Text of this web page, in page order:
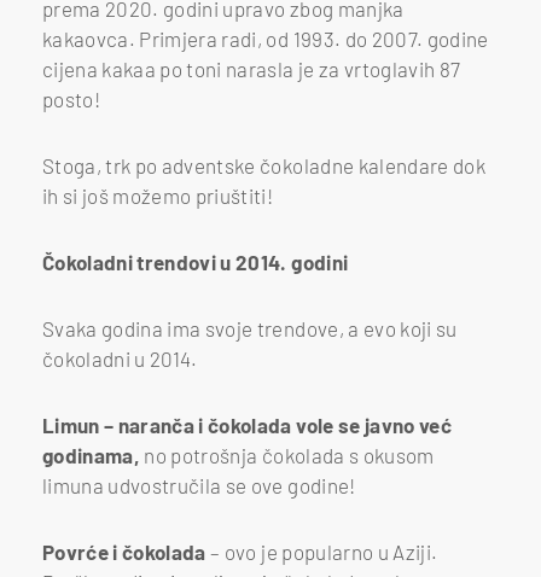
prema 2020. godini upravo zbog manjka
kakaovca. Primjera radi, od 1993. do 2007. godine
cijena kakaa po toni narasla je za vrtoglavih 87
posto!
Stoga, trk po adventske čokoladne kalendare dok
ih si još možemo priuštiti!
Čokoladni trendovi u 2014. godini
Svaka godina ima svoje trendove, a evo koji su
čokoladni u 2014.
Limun – naranča i čokolada vole se javno već
godinama, no potrošnja čokolada s okusom
limuna udvostručila se ove godine!
Povrće i čokolada– ovo je popularno u Aziji.